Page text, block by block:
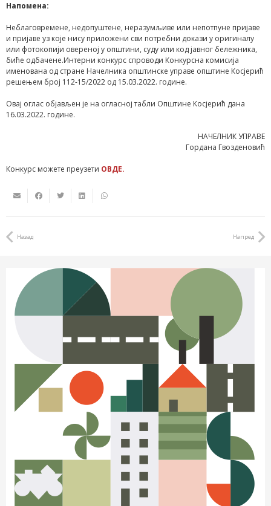
Напомена:
Неблаговремене, недопуштене, неразумљиве или непотпуне пријаве
и пријаве уз које нису приложени сви потребни докази у оригиналу
или фотокопији овереној у општини, суду или код јавног бележника,
биће одбачене.Интерни конкурс спроводи Конкурсна комисија
именована од стране Начелника општинске управе општине Косјерић
решењем број 112-15/2022 од 15.03.2022. године.
Овај оглас објављен је на огласној табли Општине Косјерић дана
16.03.2022. године.
НАЧЕЛНИК УПРАВЕ
Гордана Гвозденовић
Конкурс можете преузети ОВДЕ.
Назад Напред